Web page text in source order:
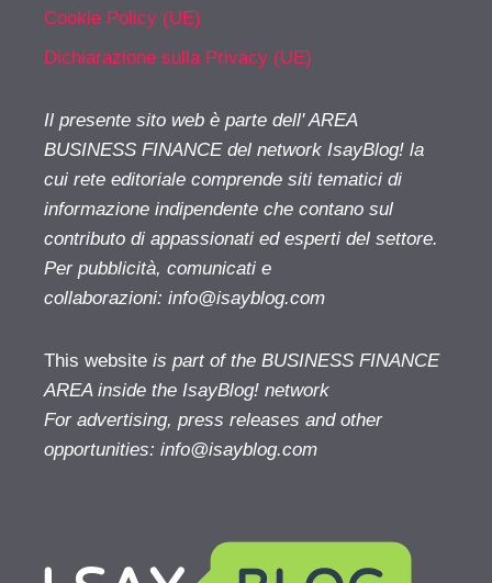
Cookie Policy (UE)
Dichiarazione sulla Privacy (UE)
Il presente sito web è parte dell' AREA
BUSINESS FINANCE del network IsayBlog! la
cui rete editoriale comprende siti tematici di
informazione indipendente che contano sul
contributo di appassionati ed esperti del settore.
Per pubblicità, comunicati e
collaborazioni: info@isayblog.com
This website is part of the BUSINESS FINANCE
AREA inside the IsayBlog! network
For advertising, press releases and other
opportunities: info@isayblog.com